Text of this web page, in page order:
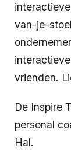
van-je-
vrienden.
De Inspire
personal
Hal.